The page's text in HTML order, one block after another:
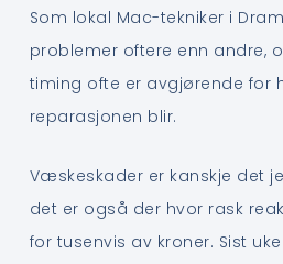
Som lokal Mac-tekniker i
problemer oftere enn andre,
timing ofte er avgjørende for
reparasjonen blir.
Væskeskader er kanskje det
det er også der hvor rask
for tusenvis av kroner. Sist